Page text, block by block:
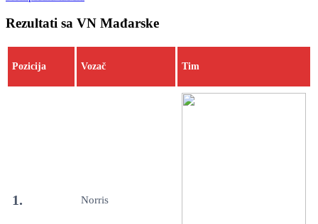
Rezultati sa VN Mađarske
Pozicija Vozač Tim
1. Norris